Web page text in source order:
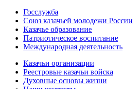
Госслужба
Союз казачьей молодежи России
Казачье образование
Патриотическое воспитание
Международная деятельность
Казачьи организации
Реестровые казачьи войска
Духовные основы жизни